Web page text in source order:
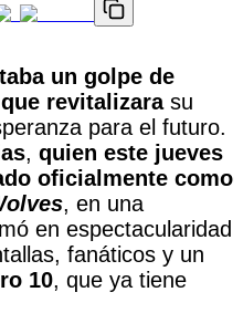
un golpe de
revitalizarasu
para el futuro.
, quien este jueves
oficialmente como
, en una
en espectacularidad
fanáticos y un
10, que ya tiene